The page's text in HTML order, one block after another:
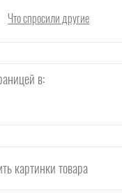
Что спросили другие
в:
картинки товара